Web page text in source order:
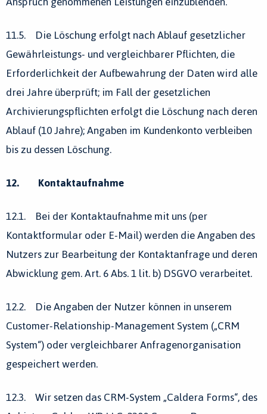
11.5. Die Löschung erfolgt nach Ablauf gesetzlicher
Gewährleistungs- und vergleichbarer Pflichten, die
Erforderlichkeit der Aufbewahrung der Daten wird alle
drei Jahre überprüft; im Fall der gesetzlichen
Archivierungspflichten erfolgt die Löschung nach deren
Ablauf (10 Jahre); Angaben im Kundenkonto verbleiben
bis zu dessen Löschung.
12. Kontaktaufnahme
12.1. Bei der Kontaktaufnahme mit uns (per
Kontaktformular oder E-Mail) werden die Angaben des
Nutzers zur Bearbeitung der Kontaktanfrage und deren
Abwicklung gem. Art. 6 Abs. 1 lit. b) DSGVO verarbeitet.
12.2. Die Angaben der Nutzer können in unserem
Customer-Relationship-Management System („CRM
System“) oder vergleichbarer Anfragenorganisation
gespeichert werden.
12.3. Wir setzen das CRM-System „Caldera Forms“, des